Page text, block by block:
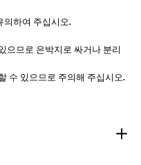
의하여 주십시오.
으므로 은박지로 싸거나 분리
수 있으므로 주의해 주십시오.